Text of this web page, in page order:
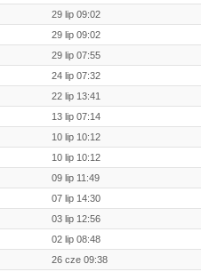
29 lip 09:02
29 lip 09:02
29 lip 07:55
24 lip 07:32
22 lip 13:41
13 lip 07:14
10 lip 10:12
10 lip 10:12
09 lip 11:49
07 lip 14:30
03 lip 12:56
02 lip 08:48
26 cze 09:38